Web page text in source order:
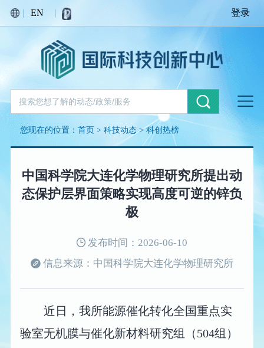
| EN | 登录
您现在的位置：首页 >科技动态>科创热榜
中国科学院大连化学物理研究所提出动
态保护层界面策略实现高度可逆的锌负
极
发布时间：2026-06-10
信息来源：中国科学院大连化学物理研究所
近日，我所能源催化转化全国重点实
验室无机膜与催化新材料研究组（504组）